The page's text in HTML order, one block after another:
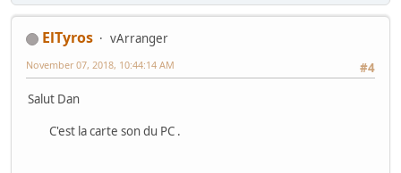
ElTyros
vArranger
#4
November 07, 2018, 10:44:14 AM
Salut Dan
C'est la carte son du PC .